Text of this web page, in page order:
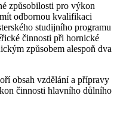
způsobilosti pro výkon
odbornou kvalifikaci
studijního programu
činnosti při hornické
způsobem alespoň dva
obsah vzdělání a přípravy
činnosti hlavního důlního